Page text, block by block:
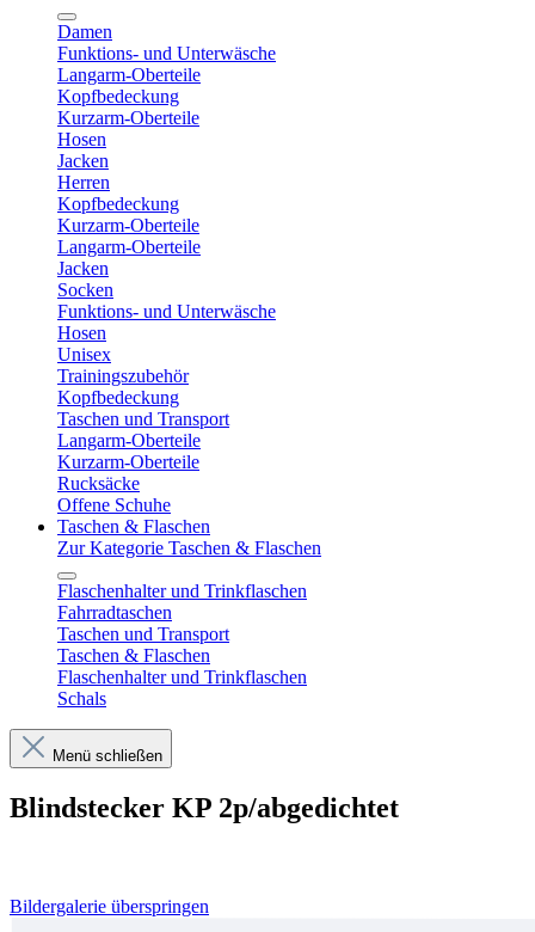
Damen
Funktions- und Unterwäsche
Langarm-Oberteile
Kopfbedeckung
Kurzarm-Oberteile
Hosen
Jacken
Herren
Kopfbedeckung
Kurzarm-Oberteile
Langarm-Oberteile
Jacken
Socken
Funktions- und Unterwäsche
Hosen
Unisex
Trainingszubehör
Kopfbedeckung
Taschen und Transport
Langarm-Oberteile
Kurzarm-Oberteile
Rucksäcke
Offene Schuhe
Taschen & Flaschen
Zur Kategorie Taschen & Flaschen
Flaschenhalter und Trinkflaschen
Fahrradtaschen
Taschen und Transport
Taschen & Flaschen
Flaschenhalter und Trinkflaschen
Schals
Menü schließen
Blindstecker KP 2p/abgedichtet
Bildergalerie überspringen